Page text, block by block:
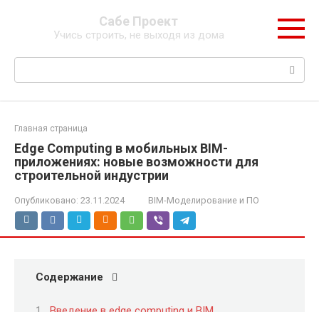
Сабе Проект
Учись строить, не выходя из дома
Поиск:
Главная страница
Edge Computing в мобильных BIM-
приложениях: новые возможности для
строительной индустрии
Опубликовано: 23.11.2024 BIM-Моделирование и ПО
Содержание